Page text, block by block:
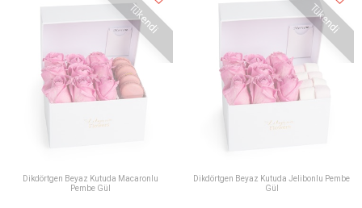
Tükendi
Dikdörtgen Beyaz Kutuda Macaronlu
Pembe Gül
Tükendi
Dikdörtgen Beyaz Kutuda Jelibonlu Pembe
Gül